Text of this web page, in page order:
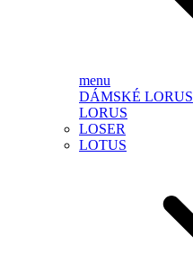
menu
DÁMSKÉ LORUS
LORUS
LOSER
LOTUS